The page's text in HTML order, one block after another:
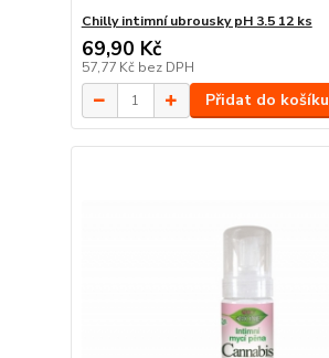
Chilly intimní ubrousky pH 3.5 12 ks
69,90 Kč
57,77 Kč bez DPH
Přidat do košíku